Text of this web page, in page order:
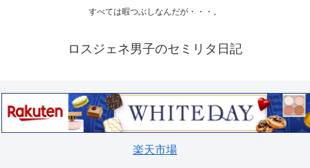
すべては暇つぶしなんだが・・・。
ロスジェネ男子のセミリタ日記
楽天市場